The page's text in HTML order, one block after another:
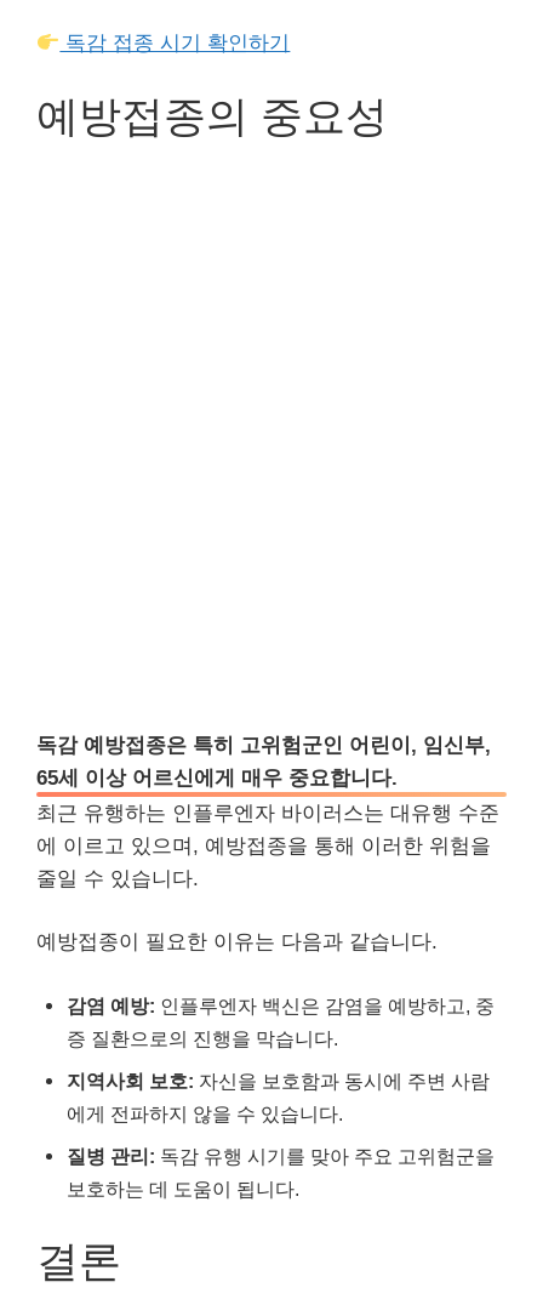
독감 접종 시기 확인하기
예방접종의 중요성
독감 예방접종은 특히 고위험군인 어린이, 임신부,
65세 이상 어르신에게 매우 중요합니다.
최근 유행하는 인플루엔자 바이러스는 대유행 수준
에 이르고 있으며, 예방접종을 통해 이러한 위험을
줄일 수 있습니다.
예방접종이 필요한 이유는 다음과 같습니다.
감염 예방: 인플루엔자 백신은 감염을 예방하고, 중
증 질환으로의 진행을 막습니다.
지역사회 보호: 자신을 보호함과 동시에 주변 사람
에게 전파하지 않을 수 있습니다.
질병 관리: 독감 유행 시기를 맞아 주요 고위험군을
보호하는 데 도움이 됩니다.
결론